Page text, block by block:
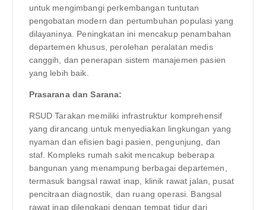
untuk mengimbangi perkembangan tuntutan
pengobatan modern dan pertumbuhan populasi yang
dilayaninya. Peningkatan ini mencakup penambahan
departemen khusus, perolehan peralatan medis
canggih, dan penerapan sistem manajemen pasien
yang lebih baik.
Prasarana dan Sarana:
RSUD Tarakan memiliki infrastruktur komprehensif
yang dirancang untuk menyediakan lingkungan yang
nyaman dan efisien bagi pasien, pengunjung, dan
staf. Kompleks rumah sakit mencakup beberapa
bangunan yang menampung berbagai departemen,
termasuk bangsal rawat inap, klinik rawat jalan, pusat
pencitraan diagnostik, dan ruang operasi. Bangsal
rawat inap dilengkapi dengan tempat tidur dari